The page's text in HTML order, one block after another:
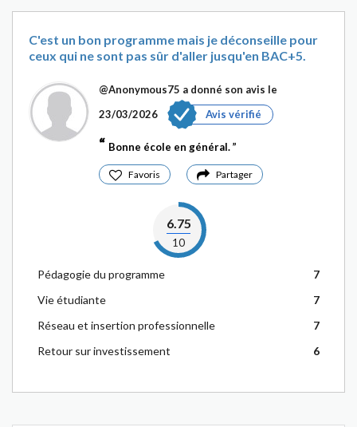
C'est un bon programme mais je déconseille pour
ceux qui ne sont pas sûr d'aller jusqu'en BAC+5.
@Anonymous75 a donné son avis le
23/03/2026
Avis vérifié
Bonne école en général.
Favoris Partager
6.75
10
Pédagogie du programme
7
Vie étudiante
7
Réseau et insertion professionnelle
7
Retour sur investissement
6